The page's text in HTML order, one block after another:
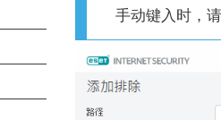
手动键入时，